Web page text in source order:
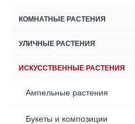
КОМНАТНЫЕ РАСТЕНИЯ
УЛИЧНЫЕ РАСТЕНИЯ
ИСКУССТВЕННЫЕ РАСТЕНИЯ
Ампельные растения
Букеты и композиции